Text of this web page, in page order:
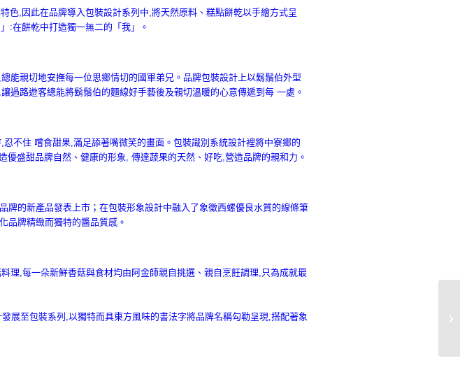
色,因此在品牌導入包裝設計系列中,將天然原料、糕點餅乾以手繪方式呈
:在餅乾中打造獨一無二的「我」。
能親切地安撫每一位思鄉情切的國軍弟兄。品牌包裝設計上以鬍鬚伯外型
路遊客總能將鬍鬚伯的麵線好手藝後及親切溫暖的心意傳遞到每 一處。
不住 嚐食甜果,滿足舔著嘴微笑的畫面。包裝識別系統設計裡將中寮鄉的
盛甜品牌自然、健康的形象, 傳達蔬果的天然、好吃,營造品牌的親和力。
牌的新產品發表上市；在包裝形象設計中融入了象徵西螺優良水質的線條筆
品牌精緻而獨特的醬品質感。
理,每一朵新鮮香菇與食材均由阿金師親自挑選、親自烹飪調理,只為成就最
展至包裝系列,以獨特而具東方風味的書法字將品牌名稱勾勒呈現,搭配著象